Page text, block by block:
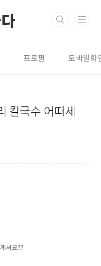
프로필 모바일화
칼국수 어떠세
셔요??